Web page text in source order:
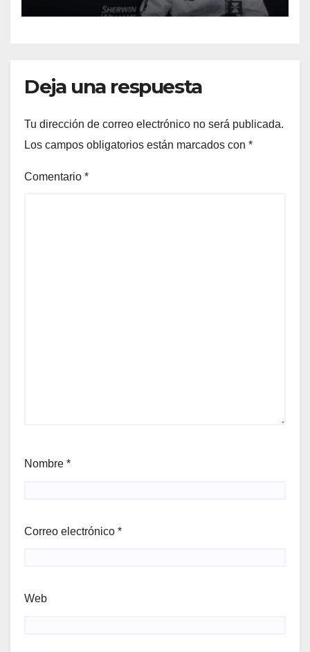
Deja una respuesta
Tu dirección de correo electrónico no será publicada.
Los campos obligatorios están marcados con *
Comentario *
Nombre *
Correo electrónico *
Web